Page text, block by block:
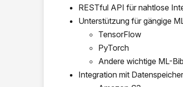
RESTful API für nahtlose
Unterstützung für gängige
TensorFlow
PyTorch
Andere wichtige ML-
Integration mit